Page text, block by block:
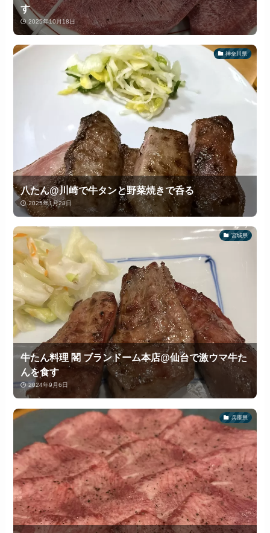
す
2025年10月18日
神奈川県
八たん@川崎で牛タンと野菜焼きで呑る
2025年1月28日
宮城県
牛たん料理 閣 ブランドーム本店@仙台で激ウマ牛た
んを食す
2024年9月6日
兵庫県